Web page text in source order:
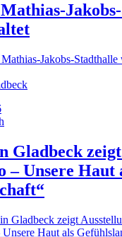
Gladbeck
– Unsere Haut